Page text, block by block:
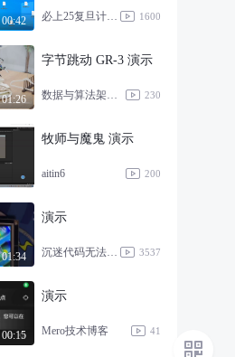
00:42 必上25复旦计专22408！！ 1600
01:26
字节跳动 GR-3 演示
230
牧师与魔鬼 演示
aitin6 200
01:34
演示
沉迷代码无法自拔 3537
00:15
演示
Mero技术博客 41